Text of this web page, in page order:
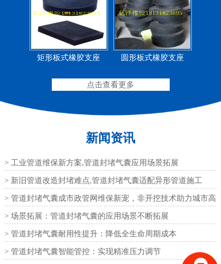
矩形板式橡胶支座 圆形板式橡胶支座
圆形四氟板橡胶支座
矩形四氟板滑动橡胶支
铁路盆式支座 公路盆式橡胶支座
点击查看更多
新闻资讯
> 工业管道维保新方案,管道封堵气囊应用场景拓展
> 新旧管道改造封堵难点,管道封堵气囊适配异形管道施工
> 管道封堵气囊成市政管网维保新宠，非开挖技术助力城市高
效运
> 场景拓展：管道封堵气囊的应用场景不断拓展
> 管道封堵气囊耐用性提升：降低全生命周期成本
> 管道封堵气囊智能管控：实现精准压力调节